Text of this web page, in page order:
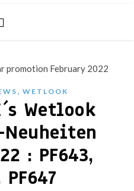
, WETLOOK
Wetlook
Neuheiten
: PF643,
PF647